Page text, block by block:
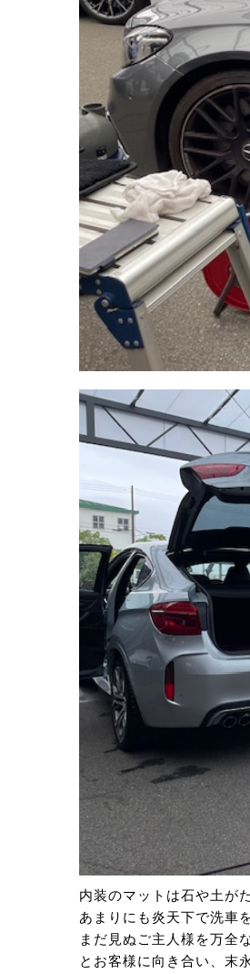
内装のマットは石や土が
あまりにも炎天下で洗車
まだ見ぬご主人様を万全
とお客様に向き合い、末